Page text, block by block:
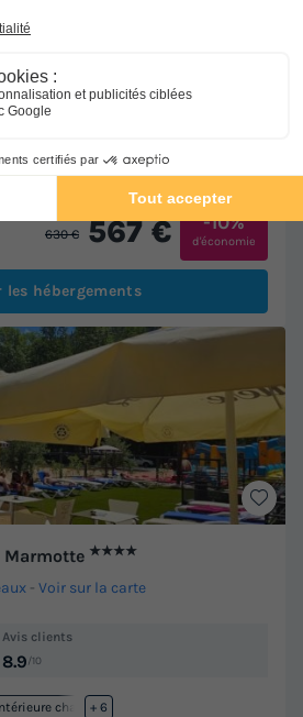
9
extérieure chauffée+ 1
Meilleur prix pour 7 nuits
630 € 567 € -10%
d'économie
les hébergements
Marmotte ★★★★
-Voir sur la carte
Avis clients
8.9/10
chauffée
+ 6